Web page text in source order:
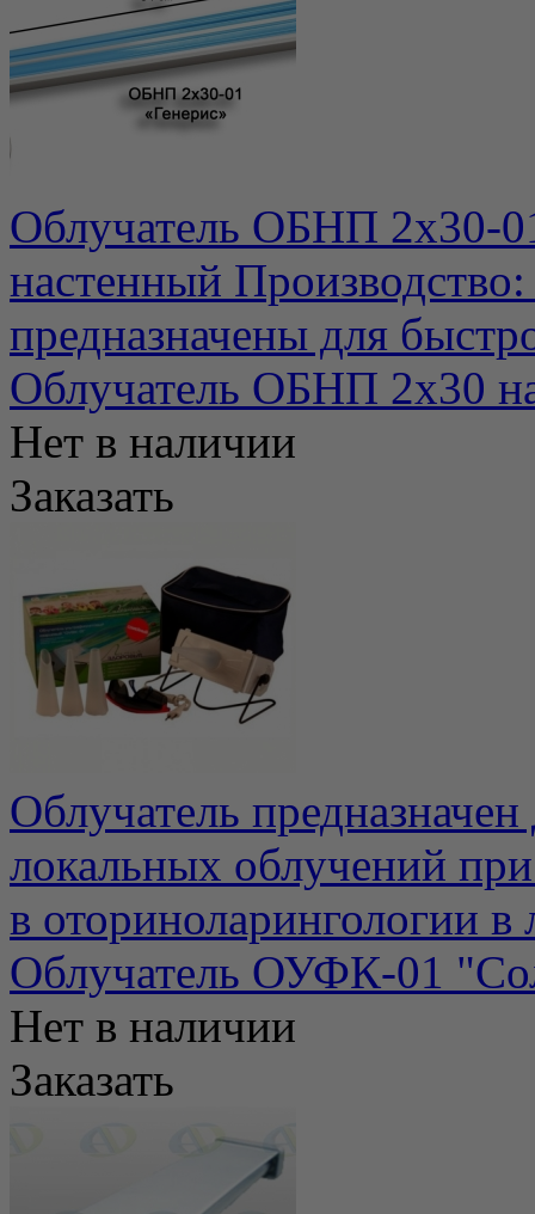
Облучатель ОБНП 2х30-
настенный
предназначены для
Облучатель ОБНП 2х30
Нет в наличии
Заказать
Облучатель
локальных облучений
в оториноларингологии в
Облучатель ОУФК-01
Нет в наличии
Заказать